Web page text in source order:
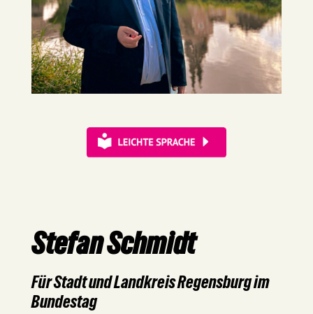
Stefan Schmidt
Für Stadt und Landkreis Regensburg im
Bundestag